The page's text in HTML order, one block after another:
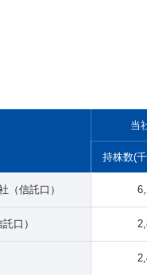
当
持株数(
（信託口）
口）